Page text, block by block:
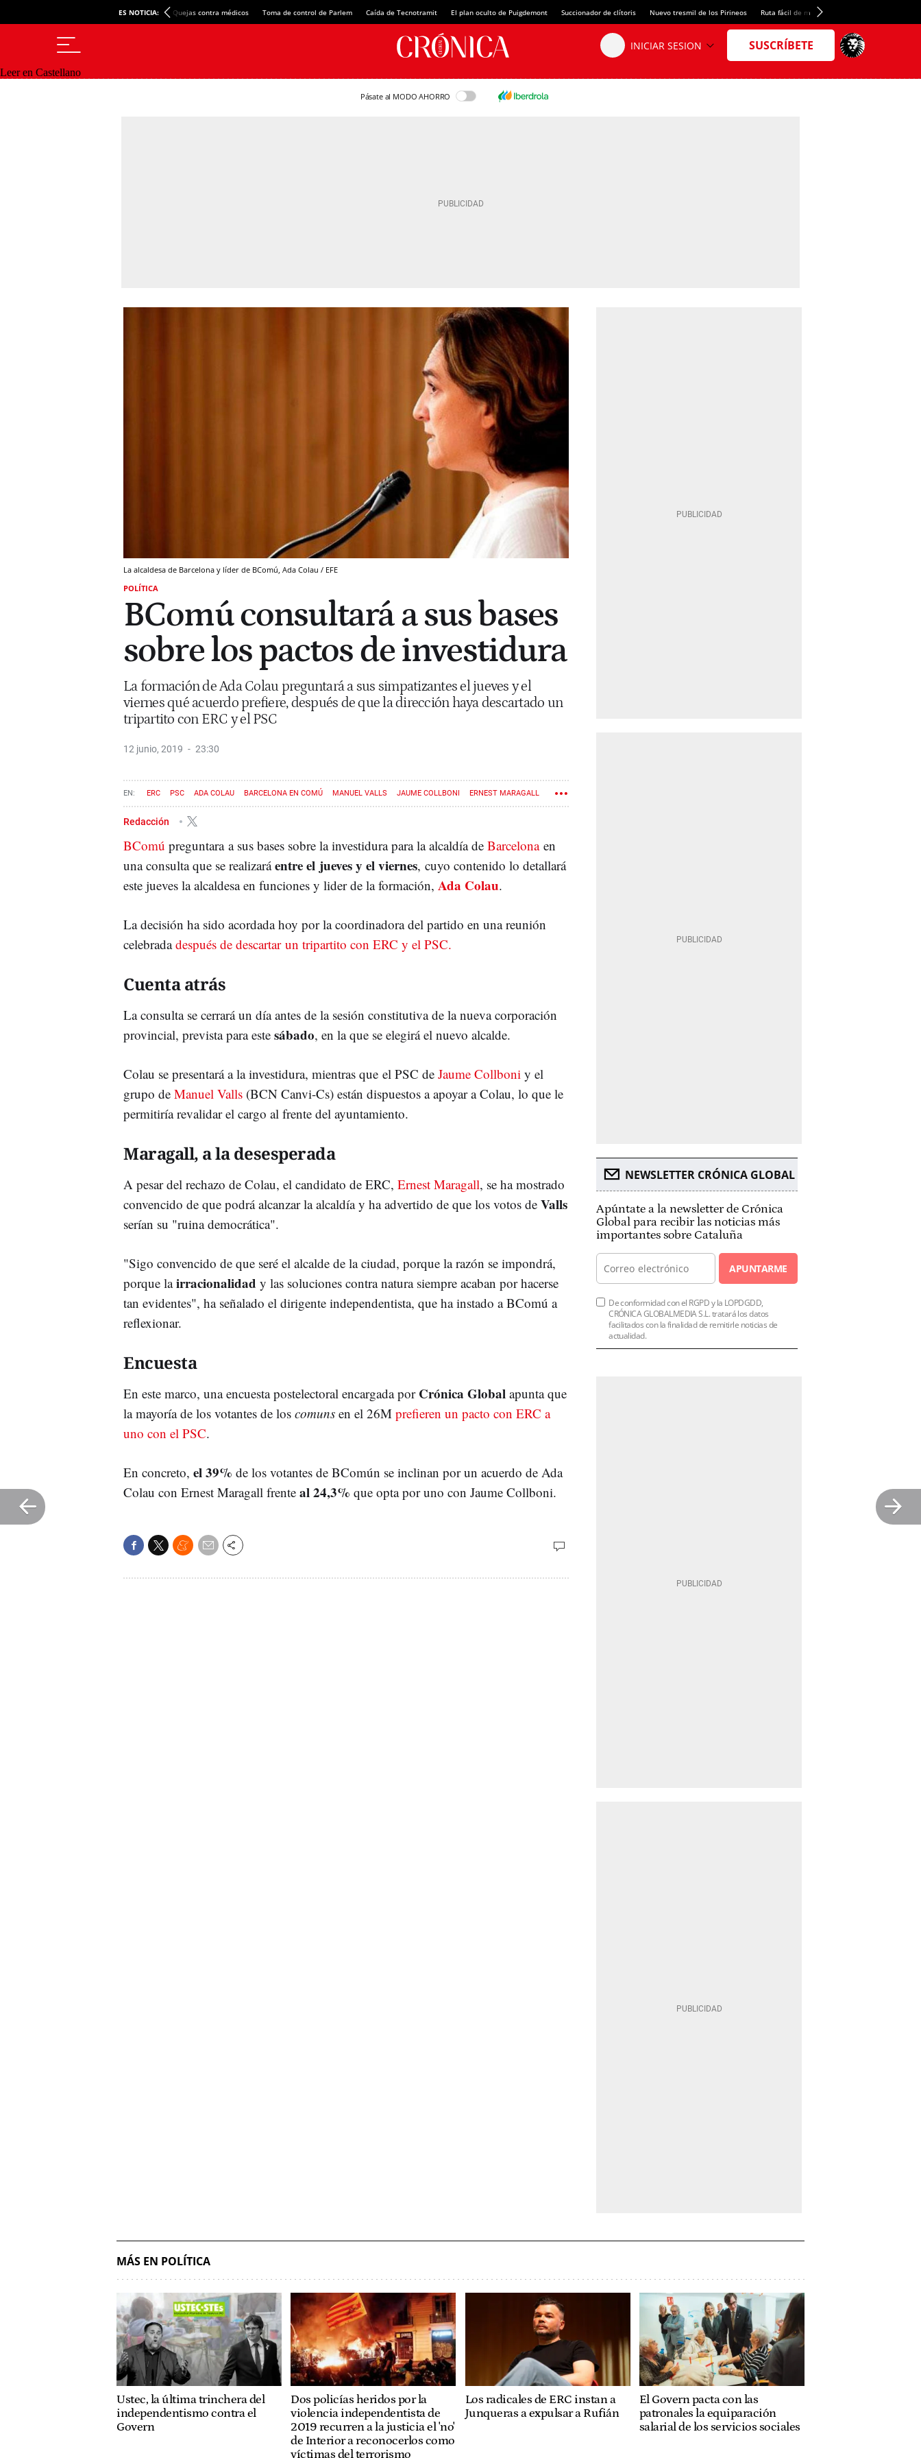
ES NOTICIA: Quejas contra médicos Toma de control de Parlem Caída de Tecnotramit El plan oculto de Puigdemont Succionador de clítoris Nuevo tresmil de los Pirineos Ruta fácil de montaña
Leer en Castellano
Pásate al MODO AHORRO
La alcaldesa de Barcelona y líder de BComú, Ada Colau / EFE
POLÍTICA
BComú consultará a sus bases
sobre los pactos de investidura
La formación de Ada Colau preguntará a sus simpatizantes el jueves y el
viernes qué acuerdo prefiere, después de que la dirección haya descartado un
tripartito con ERC y el PSC
12 junio, 2019 23:30
ERC PSC ADA COLAU BARCELONA EN COMÚ MANUEL VALLS JAUME COLLBONI ERNEST MARAGALL
Redacción
BComú preguntara a sus bases sobre la investidura para la alcaldía de Barcelonaen
una consulta que se realizaráentre el jueves y el viernes, cuyo contenido lo detallará
este jueves la alcaldesa en funciones y lider de la formación, Ada Colau.
La decisión ha sido acordada hoy por la coordinadora del partido en una reunión
celebradadespués de descartar un tripartito con ERC y el PSC.
Cuenta atrás
La consulta se cerrará un día antes de la sesión constitutiva de la nueva corporación
provincial, prevista para este sábado, en la que se elegirá el nuevo alcalde.
Colau se presentará a la investidura, mientras que el PSC de Jaume Collboni y el
grupo de Manuel Valls (BCN Canvi-Cs) están dispuestos a apoyar a Colau, lo que le
permitiría revalidar el cargo al frente del ayuntamiento.
Maragall, a la desesperada
A pesar del rechazo de Colau, el candidato de ERC, Ernest Maragall, se ha mostrado
convencido de que podrá alcanzar la alcaldía y ha advertido de que los votos de Valls
serían su "ruina democrática".
"Sigo convencido de que seré el alcalde de la ciudad, porque la razón se impondrá,
porque lairracionalidad y las soluciones contra natura siempre acaban por hacerse
tan evidentes", ha señalado el dirigente independentista, que ha instado a BComú a
reflexionar.
Encuesta
En este marco, una encuesta postelectoral encargada por Crónica Global apunta que
la mayoría de los votantes de los comuns en el 26M prefieren un pacto con ERC a
uno con el PSC.
En concreto, el 39% de los votantes de BComún se inclinan por un acuerdo de Ada
Colau con Ernest Maragall frente al 24,3% que opta por uno con Jaume Collboni.
NEWSLETTER CRÓNICA GLOBAL
Apúntate a la newsletter de Crónica
Global para recibir las noticias más
importantes sobre Cataluña
APUNTARME
De conformidad con el RGPD y la LOPDGDD,
CRÓNICA GLOBALMEDIA S.L. tratará los datos
facilitados con la finalidad de remitirle noticias de
actualidad.
MÁS EN POLÍTICA
Ustec, la última trinchera del
independentismo contra el
Govern
Dos policías heridos por la
violencia independentista de
2019 recurren a la justicia el 'no'
de Interior a reconocerlos como
víctimas del terrorismo
Los radicales de ERC instan a
Junqueras a expulsar a Rufián
El Govern pacta con las
patronales la equiparación
salarial de los servicios sociales